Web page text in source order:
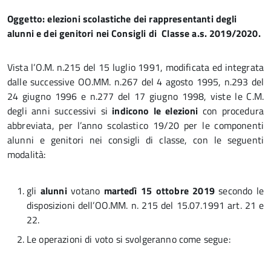
Oggetto:elezioni scolastiche dei rappresentanti degli
alunni e dei genitori nei Consigli di Classe a.s. 2019/2020.
Vista l’O.M. n.215 del 15 luglio 1991, modificata ed integrata
dalle successive OO.MM. n.267 del 4 agosto 1995, n.293 del
24 giugno 1996 e n.277 del 17 giugno 1998, viste le C.M.
degli anni successivi si indicono le elezioni con procedura
abbreviata, per l’anno scolastico 19/20 per le componenti
alunni e genitori nei consigli di classe, con le seguenti
modalità:
gli alunnivotano martedì 15 ottobre 2019secondo le
disposizioni dell’OO.MM. n. 215 del 15.07.1991 art. 21 e
22.
Le operazioni di voto si svolgeranno come segue: